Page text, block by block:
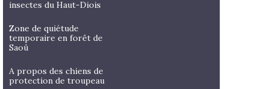
insectes du Haut-Diois
Zone de quiétude
temporaire en forêt de
Saoû
A propos des chiens de
protection de troupeau